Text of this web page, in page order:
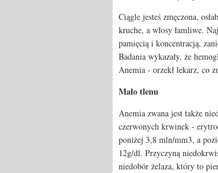
Ciągle jesteś zmęczona,
kruche, a włosy łamliwe.
pamięcią i koncentracją,
Badania wykazały, że
Anemia - orzekł lekarz, co
Mało tlenu
Anemia zwana jest także
czerwonych krwinek -
poniżej 3,8 mln/mm3, a
12g/dl. Przyczyną
niedobór żelaza, który to